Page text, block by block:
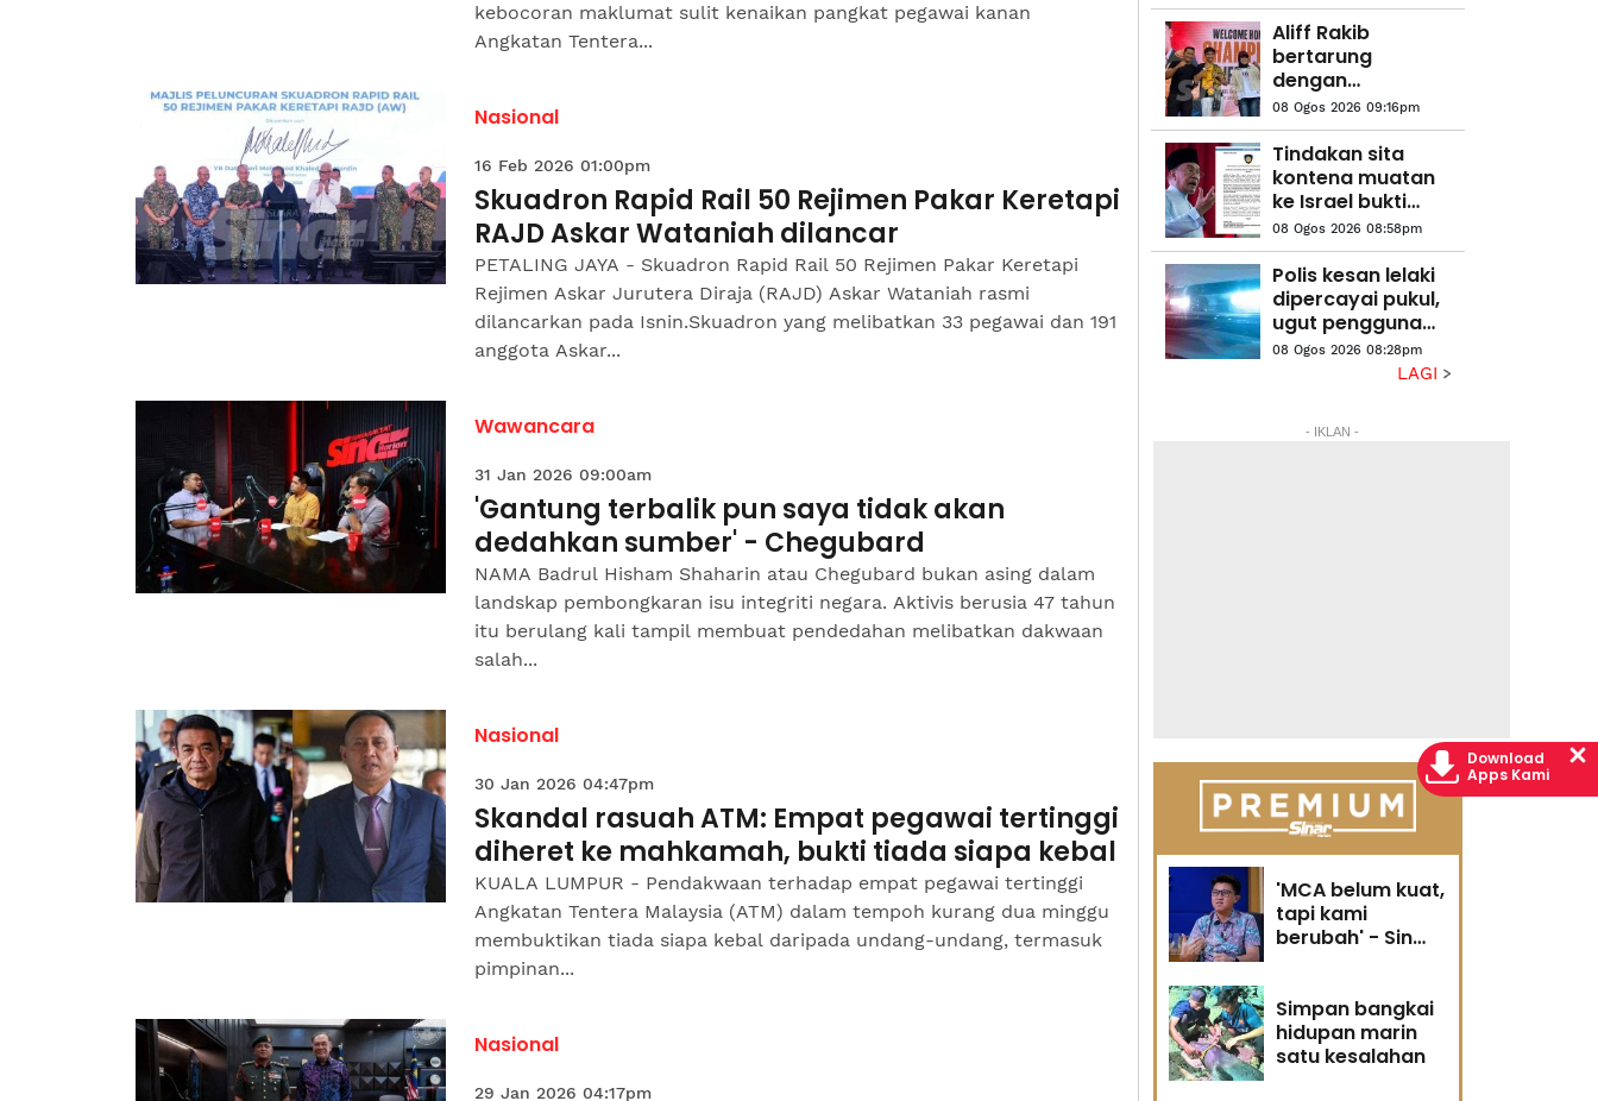
kebocoran maklumat sulit kenaikan pangkat pegawai kanan
Angkatan Tentera...
Nasional
16 Feb 2026 01:00pm
Skuadron Rapid Rail 50 Rejimen Pakar Keretapi
RAJD Askar Wataniah dilancar
PETALING JAYA - Skuadron Rapid Rail 50 Rejimen Pakar Keretapi
Rejimen Askar Jurutera Diraja (RAJD) Askar Wataniah rasmi
dilancarkan pada Isnin.Skuadron yang melibatkan 33 pegawai dan 191
anggota Askar...
Wawancara
31 Jan 2026 09:00am
'Gantung terbalik pun saya tidak akan
dedahkan sumber' - Chegubard
NAMA Badrul Hisham Shaharin atau Chegubard bukan asing dalam
landskap pembongkaran isu integriti negara. Aktivis berusia 47 tahun
itu berulang kali tampil membuat pendedahan melibatkan dakwaan
salah...
Nasional
30 Jan 2026 04:47pm
Skandal rasuah ATM: Empat pegawai tertinggi
diheret ke mahkamah, bukti tiada siapa kebal
KUALA LUMPUR - Pendakwaan terhadap empat pegawai tertinggi
Angkatan Tentera Malaysia (ATM) dalam tempoh kurang dua minggu
membuktikan tiada siapa kebal daripada undang-undang, termasuk
pimpinan...
Nasional
29 Jan 2026 04:17pm
Aliff Rakib
bertarung
dengan
Prajanchai
Oktober ini
08 Ogos 2026 09:16pm
Tindakan sita
kontena muatan
ke Israel bukti
ketegasan
Malaysia - Anwar
08 Ogos 2026 08:58pm
Polis kesan lelaki
dipercayai pukul,
ugut pengguna
jalan raya
08 Ogos 2026 08:28pm
LAGI
- IKLAN -
'MCA belum kuat,
tapi kami
berubah' - Sin
Simpan bangkai
hidupan marin
satu kesalahan
Download
Apps Kami